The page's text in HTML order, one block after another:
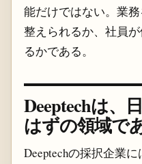
能だけではない。業
整えられるか、社員
るかである。
Deeptechは、
はずの領域で
Deeptechの採択企業